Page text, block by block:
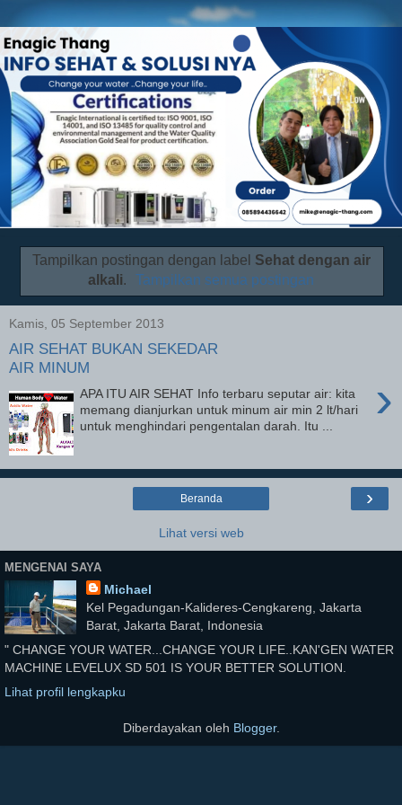
Tampilkan postingan dengan label Sehat dengan air
alkali. Tampilkan semua postingan
Kamis, 05 September 2013
AIR SEHAT BUKAN SEKEDAR
AIR MINUM
›
APA ITU AIR SEHAT Info terbaru seputar air: kita
memang dianjurkan untuk minum air min 2 lt/hari
untuk menghindari pengentalan darah. Itu ...
›
Beranda
Lihat versi web
MENGENAI SAYA
Michael
Kel Pegadungan-Kalideres-Cengkareng, Jakarta
Barat, Jakarta Barat, Indonesia
" CHANGE YOUR WATER...CHANGE YOUR LIFE..KAN'GEN WATER
MACHINE LEVELUX SD 501 IS YOUR BETTER SOLUTION.
Lihat profil lengkapku
Diberdayakan oleh Blogger.